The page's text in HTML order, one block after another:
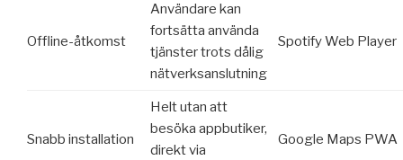
Offline-åtkomst
Användare kan
fortsätta använda
tjänster trots dålig
nätverksanslutning
Spotify Web Player
Snabb installation
Helt utan att
besöka appbutiker,
direkt via
Google Maps PWA